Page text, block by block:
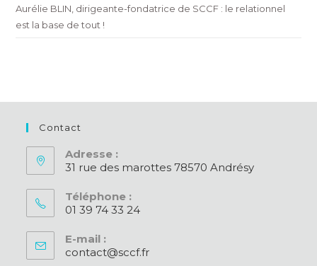
Aurélie BLIN, dirigeante-fondatrice de SCCF : le relationnel
est la base de tout !
Contact
Adresse :
31 rue des marottes 78570 Andrésy
Téléphone :
01 39 74 33 24
dans
votre
E-mail :
contact@sccf.frS’ouvre